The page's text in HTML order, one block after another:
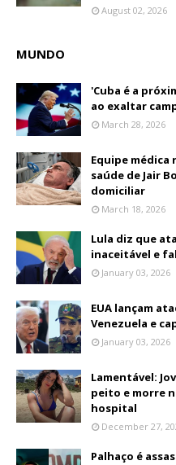
August 02, 2026
MUNDO
'Cuba é a
ao exaltar
March 28, 2026
Equipe
saúde de Jair
domiciliar
March 18, 2026
Lula diz que
inaceitável e
January 03, 2026
EUA lançam
Venezuela e
January 03, 2026
Lamentável:
peito e morre
hospital
December 27,
Palhaço é